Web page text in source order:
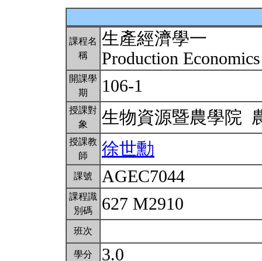
課程名
稱
生產經濟學一
Production
開課學
期
106-1
授課對
象
生物資源暨農學院
授課教
師
徐世勳
課號 AGEC7044
課程識
別碼
627 M2910
班次
學分 3.0